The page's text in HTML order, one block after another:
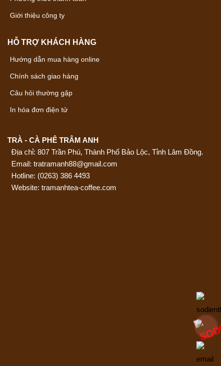
TRÀ - CÀ PHÊ TRÂM ANH
Địa chỉ: 807 Trần Phú, Thành Phố Bảo Lộc, Tỉnh Lâm Đồng.
Email: tratramanh88@gmail.com
Hotline: (0263) 386 4493
Website: tramanhtea-coffee.com
Giới thiệu công ty
HỖ TRỢ KHÁCH HÀNG
Hướng dẫn mua hàng online
Chính sách giao hàng
Câu hỏi thường gặp
In hóa đơn điện tử